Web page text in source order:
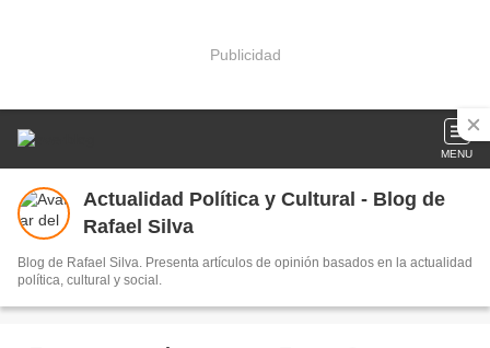
Publicidad
MENU
Actualidad Política y Cultural - Blog de
Rafael Silva
Blog de Rafael Silva. Presenta artículos de opinión basados en la actualidad
política, cultural y social.